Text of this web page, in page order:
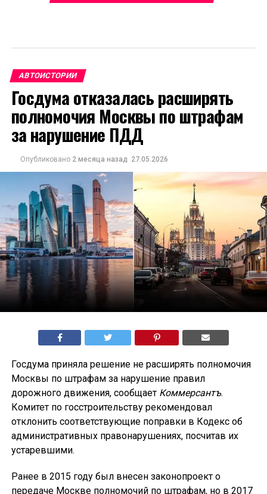
АВТОИСТОРИИ
Госдума отказалась расширять
полномочия Москвы по штрафам
за нарушение ПДД
Опубликовано 2 месяца назад 27.05.2026
Госдума приняла решение не расширять полномочия
Москвы по штрафам за нарушение правил
дорожного движения, сообщает Коммерсантъ.
Комитет по госстроительству рекомендовал
отклонить соответствующие поправки в Кодекс об
административных правонарушениях, посчитав их
устаревшими.
Ранее в 2015 году был внесен законопроект о
передаче Москве полномочий по штрафам, но в 2017